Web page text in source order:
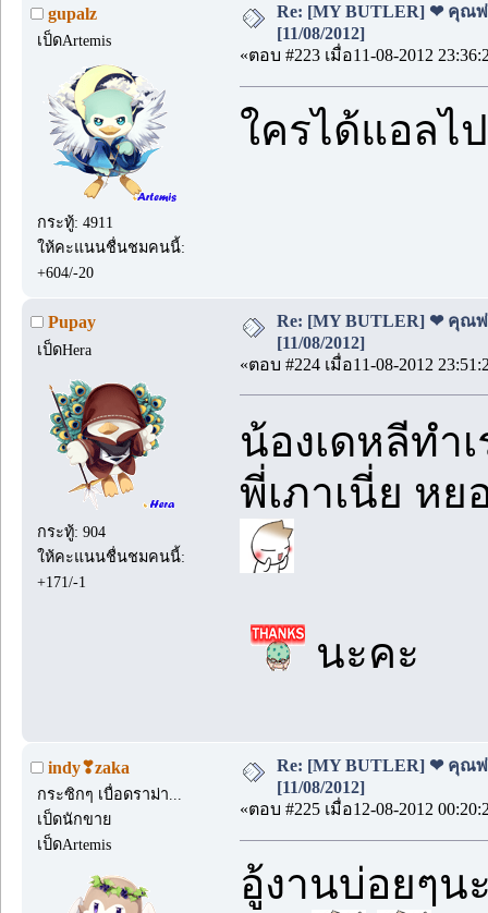
gupalz
เป็ดArtemis
กระทู้: 4911
ให้คะแนนชื่นชมคนนี้:
+604/-20
Re: [MY BUTLER] ❤ คุณพ่
[11/08/2012]
«ตอบ #223 เมื่อ11-08-2012
ใครได้แอล
Pupay
เป็ดHera
กระทู้: 904
ให้คะแนนชื่นชมคนนี้:
+171/-1
Re: [MY BUTLER] ❤ คุณพ่
[11/08/2012]
«ตอบ #224 เมื่อ11-08-2012
น้องเดหลีทำ
พี่เภาเนี่ย ห
นะคะ
indy❣zaka
กระซิกๆ เบื่อดราม่า...
เป็ดนักขาย
เป็ดArtemis
Re: [MY BUTLER] ❤ คุณพ่
[11/08/2012]
«ตอบ #225 เมื่อ12-08-2012
อู้งานบ่อยๆน